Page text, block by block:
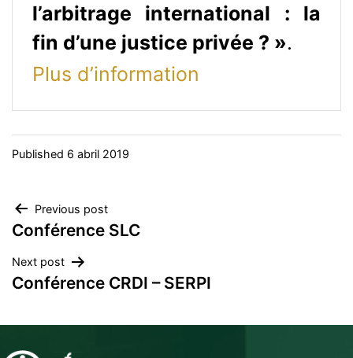
l’arbitrage international : la
fin d’une justice privée ? ».
Plus d’information
Published 6 abril 2019
Navegación
de
entradas
Previous post
Conférence SLC
Next post
Conférence CRDI – SERPI